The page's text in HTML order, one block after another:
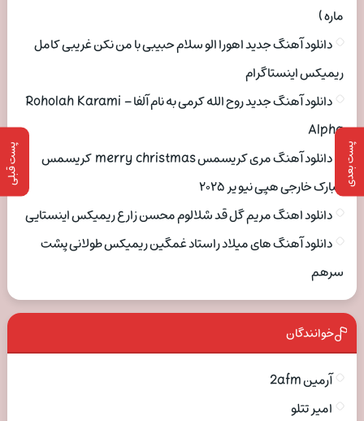
پست بعدی پست قبلی
ماره )
دانلود آهنگ جدید اهورا الو سلام حبیبی با من نکن غریبی کامل
ریمیکس اینستاگرام
دانلود آهنگ جدید روح الله کرمی به نام آلفا Roholah Karami –
Alpha
دانلود آهنگ مری کریسمس merry christmas کریسمس
مبارک خارجی هپی نیو یر ۲۰۲۵
دانلود اهنگ مریم گل قد شلالوم محسن زارع ریمیکس اینستایی
دانلود آهنگ های میلاد راستاد غمگین ریمیکس طولانی پشت
سرهم
خوانندگان
آرمین 2afm
امیر تتلو